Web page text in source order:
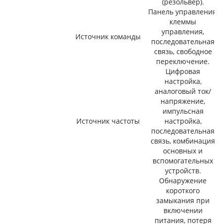
Источник команды
Панель управления,
клеммы
управления,
последовательная
связь, свободное
переключение.
Источник частоты
Цифровая
настройка,
аналоговый ток/
напряжение,
импульсная
настройка,
последовательная
связь, комбинация
основных и
вспомогательных
устройств.
Обнаружение
короткого
замыкания при
включении
питания, потеря